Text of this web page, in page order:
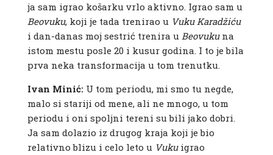
ja sam igrao košarku vrlo aktivno. Igrao sam u
Beovuku, koji je tada trenirao u Vuku Karadžiću
i dan-danas moj sestrić trenira u Beovukuna
istom mestu posle 20 i kusur godina. I to je bila
prva neka transformacija u tom trenutku.
Ivan Minić:U tom periodu, mi smo tu negde,
malo si stariji od mene, ali ne mnogo, u tom
periodu i oni spoljni tereni su bili jako dobri.
Ja sam dolazio iz drugog kraja koji je bio
relativno blizu i celo leto u Vukuigrao